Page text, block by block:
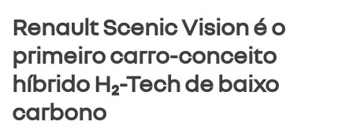
Renault Scenic Vision é o
primeiro carro-conceito
híbrido H₂-Tech de baixo
carbono